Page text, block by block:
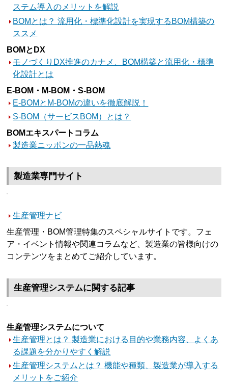
ステム導入のメリットを解説
BOMとは？ 流用化・標準化設計を実現するBOM構築の
ススメ
BOMとDX
モノづくりDX推進のカナメ、BOM構築と流用化・標準
化設計とは
E-BOM・M-BOM・S-BOM
E-BOMとM-BOMの違いを徹底解説！
S-BOM（サービスBOM）とは？
BOMエキスパートコラム
製造業ニッポンの一品熱魂
製造業専門サイト
生産管理ナビ
生産管理・BOM管理特集のスペシャルサイトです。フェ
ア・イベント情報や関連コラムなど、製造業の皆様向けの
コンテンツをまとめてご紹介しています。
生産管理システムに関する記事
生産管理システムについて
生産管理とは？ 製造業における目的や業務内容、よくあ
る課題を分かりやすく解説
生産管理システムとは？ 機能や種類、製造業が導入する
メリットをご紹介